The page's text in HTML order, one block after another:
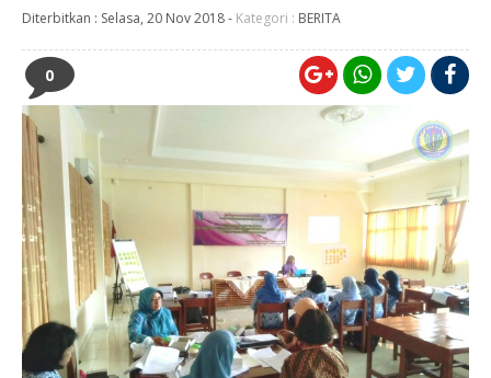
Diterbitkan : Selasa, 20 Nov 2018- Kategori : BERITA
0